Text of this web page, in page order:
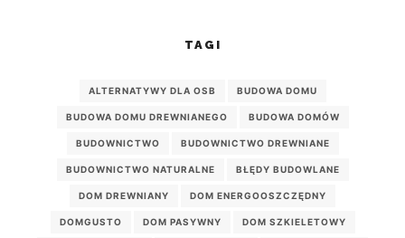
TAGI
ALTERNATYWY DLA OSB BUDOWA DOMU
BUDOWA DOMU DREWNIANEGO BUDOWA DOMÓW
BUDOWNICTWO BUDOWNICTWO DREWNIANE
BUDOWNICTWO NATURALNE BŁĘDY BUDOWLANE
DOM DREWNIANY DOM ENERGOOSZCZĘDNY
DOMGUSTO DOM PASYWNY DOM SZKIELETOWY